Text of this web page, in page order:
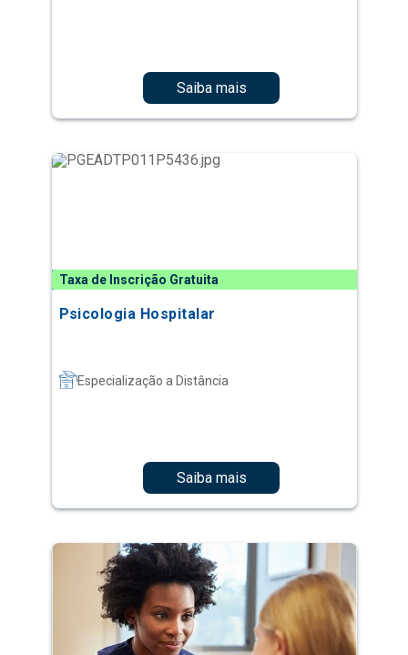
Saiba mais
Taxa de Inscrição Gratuita
Psicologia Hospitalar
Especialização a Distância
Saiba mais